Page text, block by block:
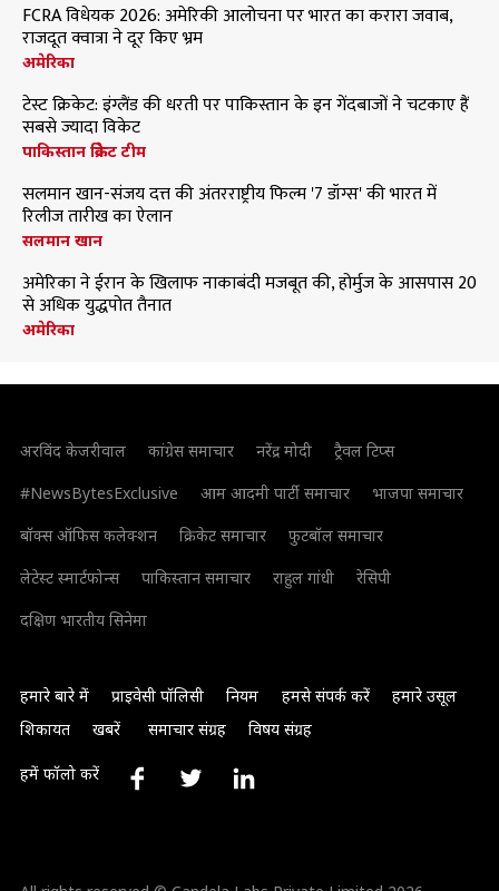
FCRA विधेयक 2026: अमेरिकी आलोचना पर भारत का करारा जवाब,
राजदूत क्वात्रा ने दूर किए भ्रम
अमेरिका
टेस्ट क्रिकेट: इंग्लैंड की धरती पर पाकिस्तान के इन गेंदबाजों ने चटकाए हैं
सबसे ज्यादा विकेट
पाकिस्तान क्रिकेट टीम
सलमान खान-संजय दत्त की अंतरराष्ट्रीय फिल्म '7 डॉग्स' की भारत में
रिलीज तारीख का ऐलान
सलमान खान
अमेरिका ने ईरान के खिलाफ नाकाबंदी मजबूत की, होर्मुज के आसपास 20
से अधिक युद्धपोत तैनात
अमेरिका
अरविंद केजरीवाल कांग्रेस समाचार नरेंद्र मोदी
ट्रैवल टिप्स
#NewsBytesExclusive
आम आदमी पार्टी समाचार
भाजपा समाचार
बॉक्स ऑफिस कलेक्शन
क्रिकेट समाचार
फुटबॉल समाचार
लेटेस्ट स्मार्टफोन्स
पाकिस्तान समाचार राहुल गांधी
रेसिपी
दक्षिण भारतीय सिनेमा
हमारे बारे में प्राइवेसी पॉलिसी नियम हमसे संपर्क करें
हमारे उसूल
शिकायत
खबरें समाचार संग्रह विषय संग्रह
हमें फॉलो करें